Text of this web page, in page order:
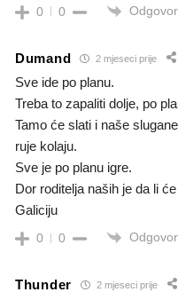
0 0
Dumand 2 mjeseci prije
Sve ide po planu.
Treba to zapaliti dolje, po
Tamo će slati i naše
ruje kolaju.
Sve je po planu igre.
Dor roditelja naših je da li
Galiciju
0 0
Thunder 2 mjeseci prije